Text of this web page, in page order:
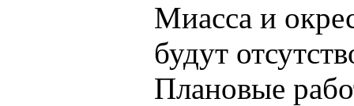
Миасса и
будут
Плановые